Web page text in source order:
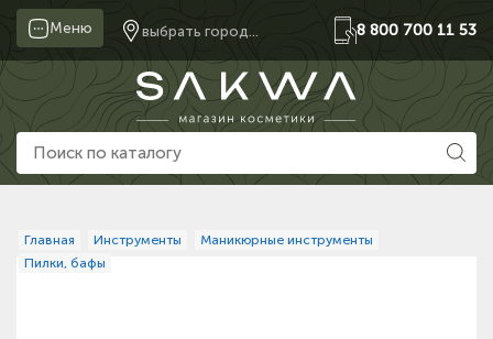
Меню выбрать город... 8 800 700 11 53
Главная Инструменты
Маникюрные инструменты
Пилки, бафы